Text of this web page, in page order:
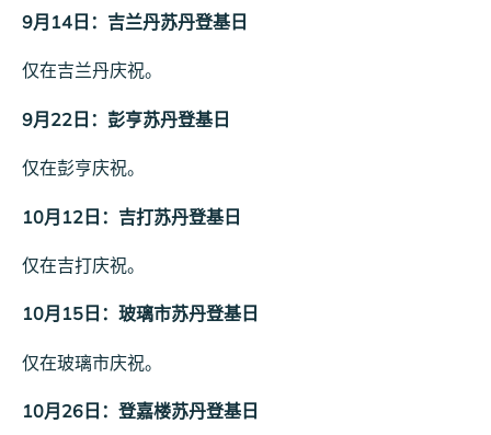
9月14日：吉兰丹苏丹登基日
仅在吉兰丹庆祝。
9月22日：彭亨苏丹登基日
仅在彭亨庆祝。
10月12日：吉打苏丹登基日
仅在吉打庆祝。
10月15日：玻璃市苏丹登基日
仅在玻璃市庆祝。
10月26日：登嘉楼苏丹登基日